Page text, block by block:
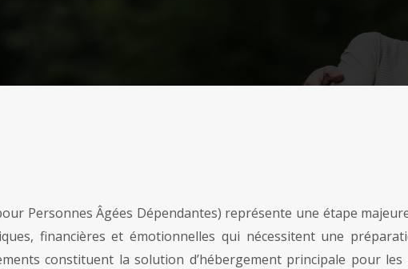
Personnes Âgées Dépendantes) représente une étape
financières et émotionnelles qui nécessitent une
constituent la solution d’hébergement principale pour